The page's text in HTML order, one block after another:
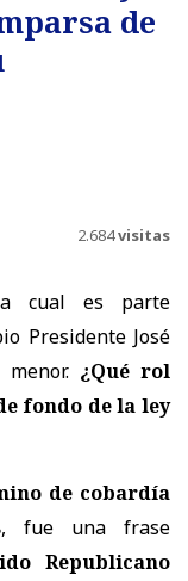
de
2.684visitas
cual es parte
Presidente José
¿Qué rol
fondo de la ley
de cobardía
, fue una frase
Republicano